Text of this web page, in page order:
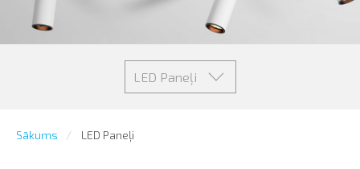
LED Paneļi
Sākums LED Paneļi